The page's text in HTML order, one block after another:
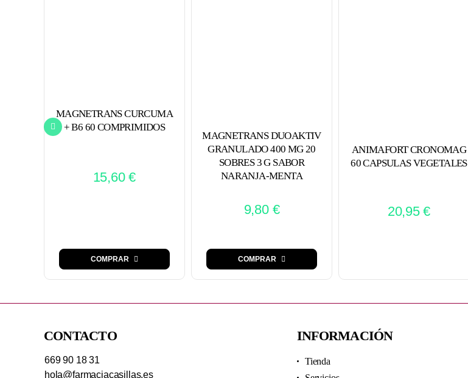
MAGNETRANS CURCUMA
+ B6 60 COMPRIMIDOS
15,60€
COMPRAR
MAGNETRANS DUOAKTIV
GRANULADO 400 MG 20
SOBRES 3 G SABOR
NARANJA-MENTA
9,80 €
COMPRAR
ANIMAFORT CRONOMAG
60 CAPSULAS VEGETALES
20,95€
CONTACTO
669 90 18 31
hola@farmaciacasillas.es
INFORMACIÓN
Tienda